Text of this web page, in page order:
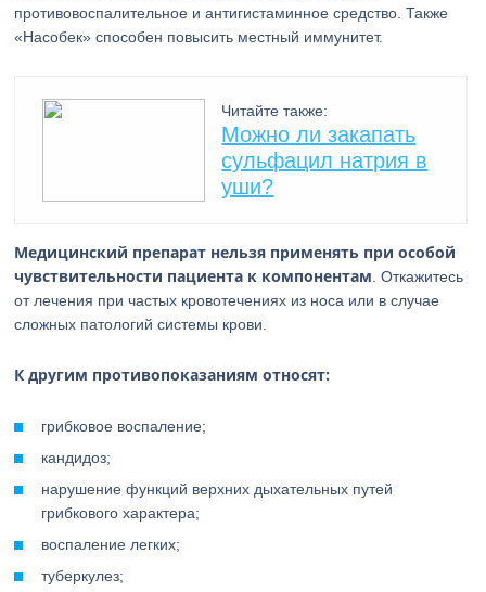
противовоспалительное и антигистаминное средство. Также
«Насобек» способен повысить местный иммунитет.
Читайте также:
Можно ли закапать
сульфацил натрия в
уши?
Медицинский препарат нельзя применять при особой
чувствительности пациента к компонентам . Откажитесь
от лечения при частых кровотечениях из носа или в случае
сложных патологий системы крови.
К другим противопоказаниям относят:
грибковое воспаление;
кандидоз;
нарушение функций верхних дыхательных путей
грибкового характера;
воспаление легких;
туберкулез;